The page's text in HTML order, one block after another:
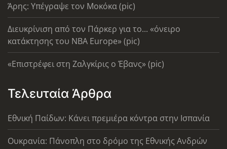
Άρης: Υπέγραψε τον Μοκόκα (pic)
Διευκρίνιση από τον Πάρκερ για το... «όνειρο
κατάκτησης του ΝΒΑ Europe» (pic)
«Επιστρέφει στη Ζαλγκίρις ο Έβανς» (pic)
Τελευταία Άρθρα
Εθνική Παίδων: Κάνει πρεμιέρα κόντρα στην Ισπανία
Ουκρανία: Πάνοπλη στο δρόμο της Εθνικής Ανδρών